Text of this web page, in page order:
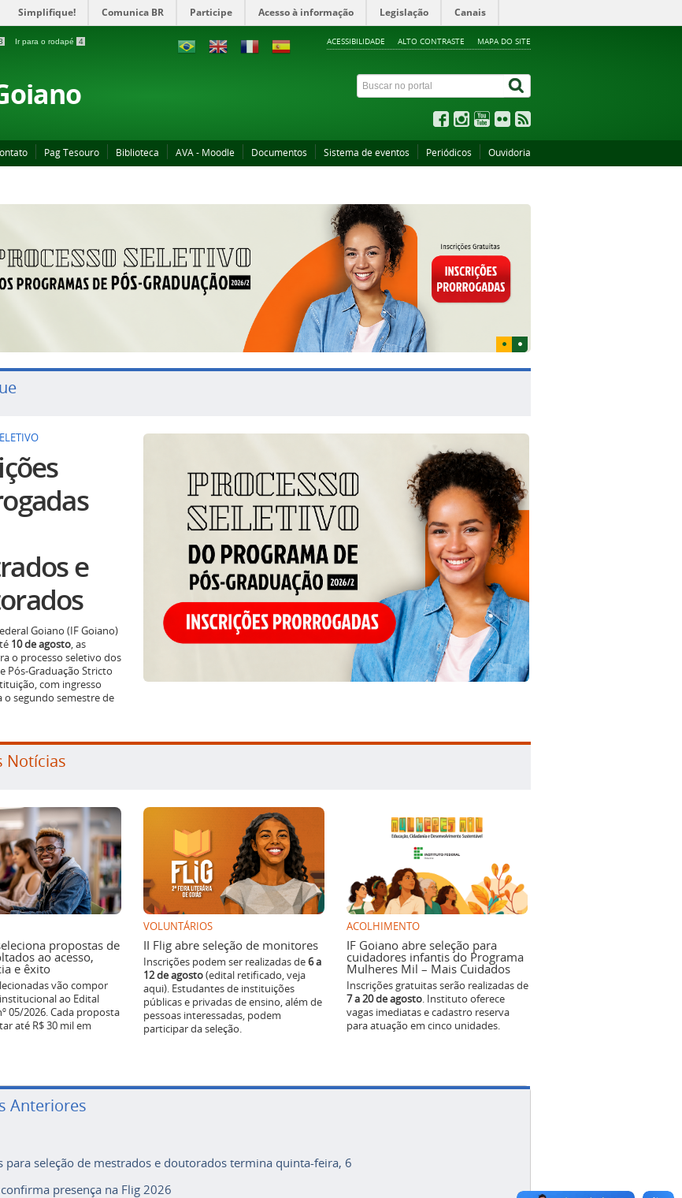
Simplifique! Comunica BR Participe Acesso à informação Legislação Canais
Ir para o rodapé 4 ACESSIBILIDADE ALTO CONTRASTE MAPA DO SITE
Pag Tesouro Biblioteca AVA - Moodle Documentos Sistema de eventos Periódicos Ouvidoria
e
Goiano (IF Goiano)
10 de agosto, as
o processo seletivo dos
Pós-Graduação Stricto
com ingresso
o segundo semestre de
Notícias
propostas de
ao acesso,
e êxito
vão compor
ao Edital
05/2026. Cada proposta
até R$ 30 mil em
VOLUNTÁRIOS
II Flig abre seleção de monitores
Inscrições podem ser realizadas de6 a
12 de agosto(edital retificado, veja
aqui). Estudantes de instituições
públicas e privadas de ensino, além de
pessoas interessadas, podem
participar da seleção.
ACOLHIMENTO
IF Goiano abre seleção para
cuidadores infantis do Programa
Mulheres Mil – Mais Cuidados
Inscrições gratuitas serão realizadas de
7 a 20 de agosto. Instituto oferece
vagas imediatas e cadastro reserva
para atuação em cinco unidades.
Anteriores
para seleção de mestrados e doutorados termina quinta-feira, 6
presença na Flig 2026